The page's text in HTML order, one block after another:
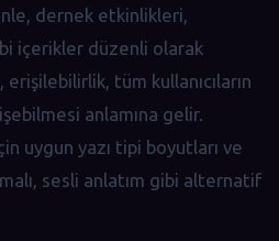
dernek etkinlikleri,
içerikler düzenli olarak
tüm kullanıcıların
anlamına gelir.
uygun yazı tipi boyutları ve
sesli anlatım gibi alternatif